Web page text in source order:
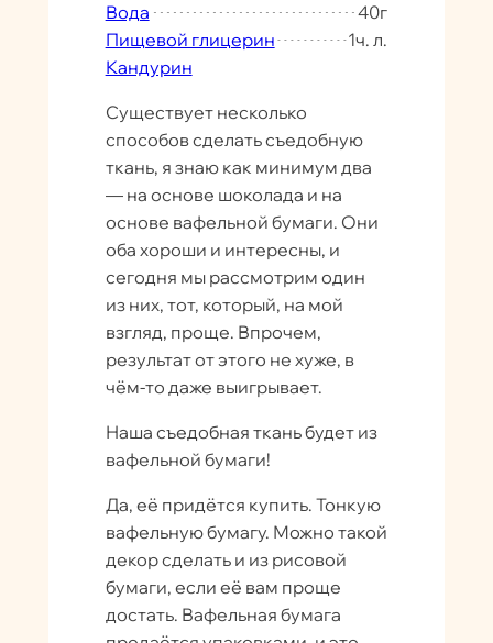
Вода
40г
Пищевой глицерин
1ч. л.
Кандурин
Существует несколько
способов сделать съедобную
ткань, я знаю как минимум два
— на основе шоколада и на
основе вафельной бумаги. Они
оба хороши и интересны, и
сегодня мы рассмотрим один
из них, тот, который, на мой
взгляд, проще. Впрочем,
результат от этого не хуже, в
чём-то даже выигрывает.
Наша съедобная ткань будет из
вафельной бумаги!
Да, её придётся купить. Тонкую
вафельную бумагу. Можно такой
декор сделать и из рисовой
бумаги, если её вам проще
достать. Вафельная бумага